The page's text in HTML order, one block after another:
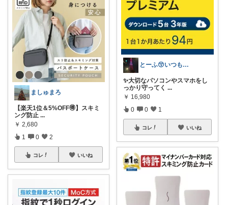
ましゅまろ
【楽天1位＆5%OFF🉐】スキミ
ング防止 ...
￥ 2,680
1 0 2
コレ いいね
とーふ😚いつもご購入感謝です🙇
✨大切なパソコンやスマホをし
っかり守ってく ...
￥ 16,980
0 0 1
コレ いいね